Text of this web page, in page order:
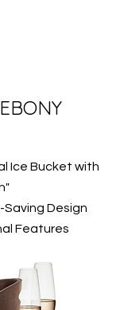
Ice Bucket with
Design
Features